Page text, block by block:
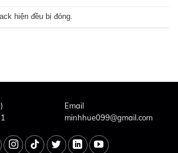
hiện đều bị đóng.
Email
minhhue099@gmail.com